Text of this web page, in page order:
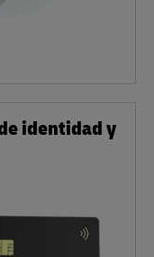
identidad y